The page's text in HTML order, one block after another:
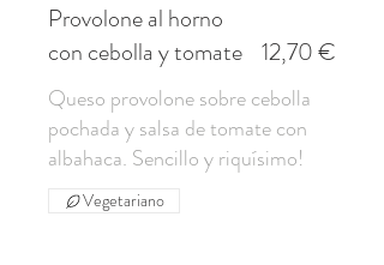
Provolone al horno
con cebolla y tomate
Queso provolone sobre cebolla
pochada y salsa de tomate con
12,70 €
Vegetariano